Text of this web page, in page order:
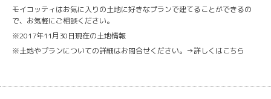
モイコッティはお気に入りの土地に好きなプランで建てることができるの
で、お気軽にご相談ください。
※2017年11月30日現在の土地情報
※土地やプランについての詳細はお問合せください。→詳しくはこちら